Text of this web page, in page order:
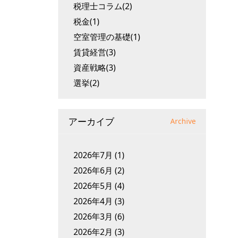
税理士コラム(2)
税金(1)
空室管理の基礎(1)
賃貸経営(3)
資産戦略(3)
選挙(2)
アーカイブ Archive
2026年7月 (1)
2026年6月 (2)
2026年5月 (4)
2026年4月 (3)
2026年3月 (6)
2026年2月 (3)